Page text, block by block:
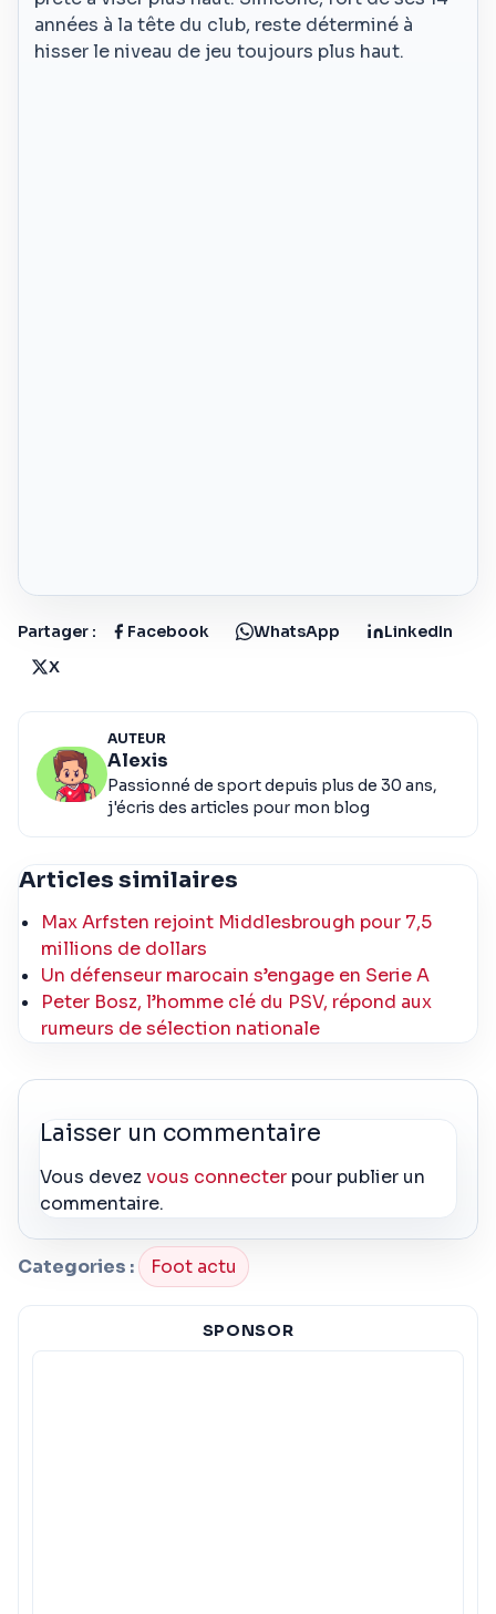
années à la tête du club, reste déterminé à
hisser le niveau de jeu toujours plus haut.
Partager : Facebook WhatsApp
LinkedIn
X
AUTEUR
Alexis
Passionné de sport depuis plus de 30 ans,
j'écris des articles pour mon blog
Articles similaires
Max Arfsten rejoint Middlesbrough pour 7,5
millions de dollars
Un défenseur marocain s’engage en Serie A
Peter Bosz, l’homme clé du PSV, répond aux
rumeurs de sélection nationale
Laisser un commentaire
Vous devezvous connecter pour publier un
commentaire.
Categories : Foot actu
SPONSOR